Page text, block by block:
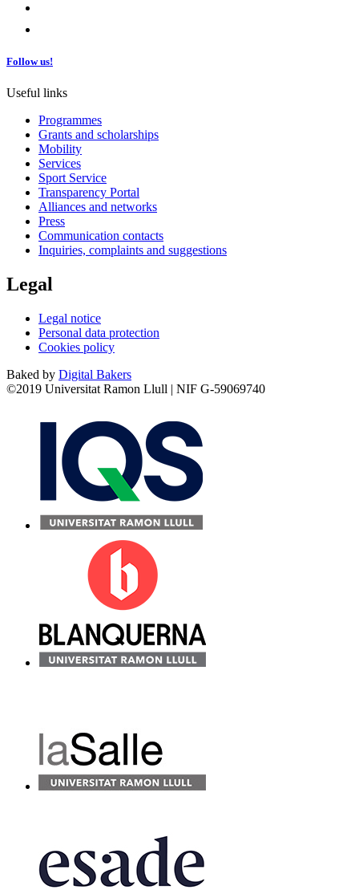
Follow us!
Useful links
Programmes
Grants and scholarships
Mobility
Services
Sport Service
Transparency Portal
Alliances and networks
Press
Communication contacts
Inquiries, complaints and suggestions
Legal
Legal notice
Personal data protection
Cookies policy
Baked by Digital Bakers
©2019 Universitat Ramon Llull | NIF G-59069740